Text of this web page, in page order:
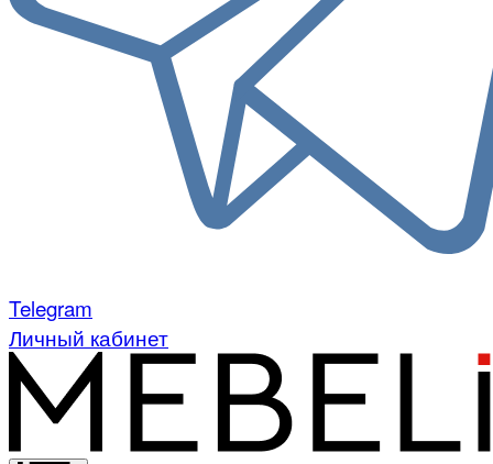
Telegram
Личный кабинет